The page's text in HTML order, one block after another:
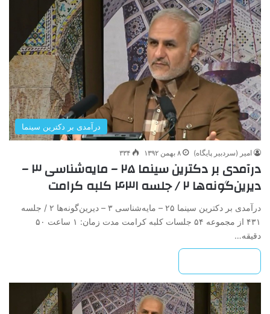
درآمدی بر دکترین سینما
امیر (سردبیر پایگاه) ۸ بهمن ۱۳۹۲ ۳۳۴
درآمدی ‌بر‌ دکترین ‌سینما‌ ۲۵ – مایه‌شناسی‌ ۳ –
دیرین‌گونه‌ها‌ ۲ / جلسه ۴۳۱ کلبه کرامت
درآمدی ‌بر‌ دکترین ‌سینما‌ ۲۵ – مایه‌شناسی‌ ۳ – دیرین‌گونه‌ها‌ ۲ / جلسه
۴۳۱ از مجموعه ۵۴ جلسات کلبه کرامت مدت زمان: ۱ ساعت ۵۰
دقیقه…